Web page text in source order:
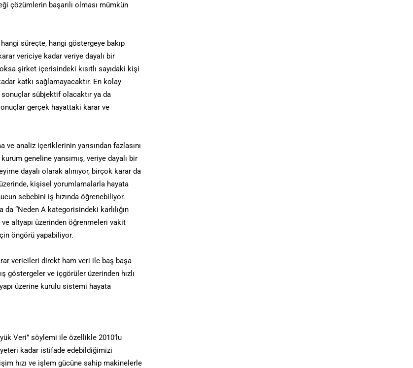
çözümlerin başarılı olması mümkün
süreçte, hangi göstergeye bakıp
vericiye kadar veriye dayalı bir
şirket içerisindeki kısıtlı sayıdaki kişi
katkı sağlamayacaktır. En kolay
sonuçlar sübjektif olacaktır ya da
gerçek hayattaki karar ve
ve analiz içeriklerinin yarısından fazlasını
geneline yansımış, veriye dayalı bir
dayalı olarak alınıyor, birçok karar da
kişisel yorumlamalarla hayata
sebebini iş hızında öğrenebiliyor.
da “Neden A kategorisindeki karlılığın
altyapı üzerinden öğrenmeleri vakit
öngörü yapabiliyor.
vericileri direkt ham veri ile baş başa
göstergeler ve içgörüler üzerinden hızlı
üzerine kurulu sistemi hayata
Veri” söylemi ile özellikle 2010’lu
kadar istifade edebildiğimizi
hızı ve işlem gücüne sahip makinelerle